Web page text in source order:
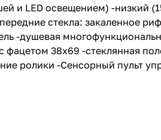
и LED освещением) -низкий
стекла: закаленное
-душевая
38х69 -стеклянная
ролики -Сенсорный пульт